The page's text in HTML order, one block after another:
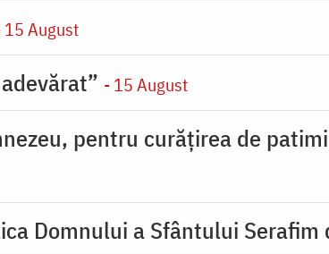
15 August
- 15 August
pentru curățirea de
Domnului a Sfântului Serafim